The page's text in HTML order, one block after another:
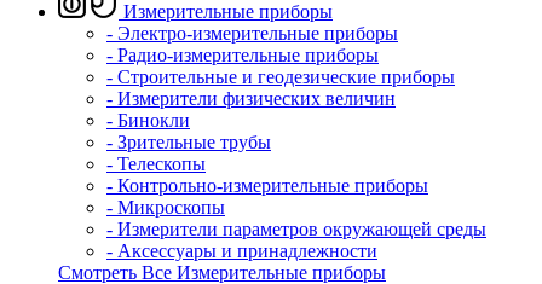
Измерительные приборы
- Электро-измерительные приборы
- Радио-измерительные приборы
- Строительные и геодезические приборы
- Измерители физических величин
- Бинокли
- Зрительные трубы
- Телескопы
- Контрольно-измерительные приборы
- Микроскопы
- Измерители параметров окружающей среды
- Аксессуары и принадлежности
Смотреть Все Измерительные приборы